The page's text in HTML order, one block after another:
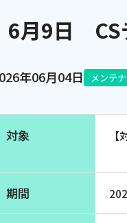
6月9日 CS
年06月04日 メンテ
対象
期間